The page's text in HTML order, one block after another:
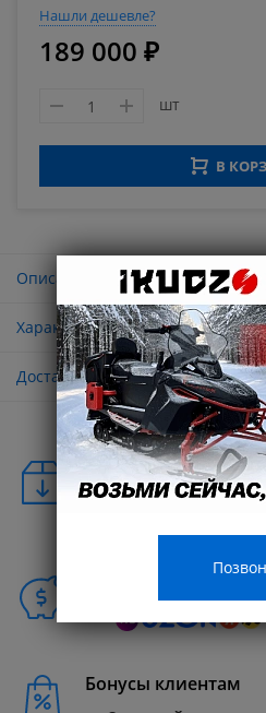
Нашли дешевле?
189 000 ₽
шт
В
Описание
Характеристики
Доставка
Удобная доставка
Бесплатная доставка в
Бонусы клиентам